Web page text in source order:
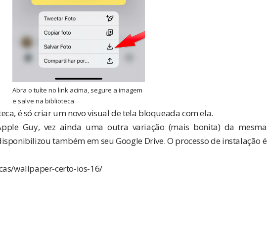
Abra o tuíte no link acima, segure a imagem
e salve na biblioteca
é só criar um novo visual de tela bloqueada com ela.
Guy, vez ainda uma outra variação (mais bonita) da mesma
também em seuGoogle Drive. O processo de instalação é
wallpaper-certo-ios-16/